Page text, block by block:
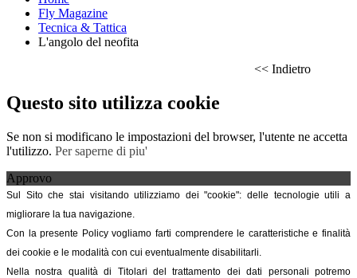
Fly Magazine
Tecnica & Tattica
L'angolo del neofita
<< Indietro
Questo sito utilizza cookie
Se non si modificano le impostazioni del browser, l'utente ne accetta
l'utilizzo. Per saperne di piu'
Approvo
Sul Sito che stai visitando utilizziamo dei "cookie": delle tecnologie utili a
migliorare la tua navigazione.
Con la presente Policy vogliamo farti comprendere le caratteristiche e finalità
dei cookie e le modalità con cui eventualmente disabilitarli.
Nella nostra qualità di Titolari del trattamento dei dati personali potremo